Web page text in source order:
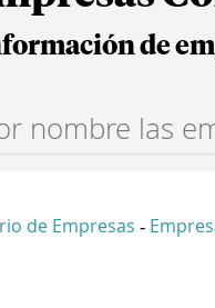
de
de Empresas -